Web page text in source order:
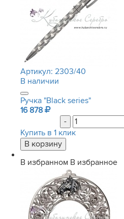
Артикул: 2303/40
В наличии
Ручка "Black series"
16 878
-
Купить в 1 клик
В избранном В избранное